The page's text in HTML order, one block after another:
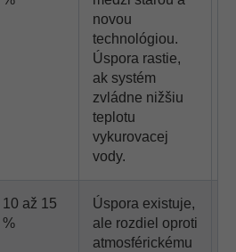
novou
technológiou.
Úspora rastie,
ak systém
zvládne nižšiu
teplotu
vykurovacej
vody.
10 až 15
%
Úspora existuje,
ale rozdiel oproti
atmosférickému